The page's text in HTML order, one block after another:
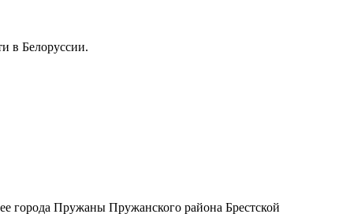
в Белоруссии.
города Пружаны Пружанского района Брестской